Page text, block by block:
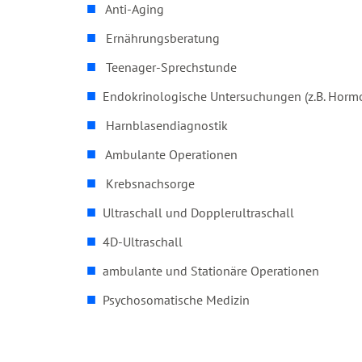
Anti-Aging
Ernährungsberatung
Teenager-Sprechstunde
Endokrinologische Untersuchungen (z.B.
Harnblasendiagnostik
Ambulante Operationen
Krebsnachsorge
Ultraschall und Dopplerultraschall
4D-Ultraschall
ambulante und Stationäre Operationen
Psychosomatische Medizin